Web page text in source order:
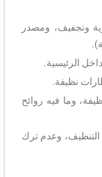
وتجفيف، ومصدر
الرئيسية.
نظيفة.
وما فيه روائح
وعدم ترك